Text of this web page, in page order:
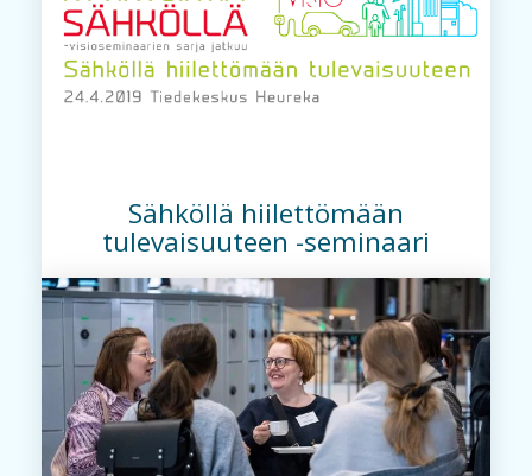
Sähköllä hiilettömään
tulevaisuuteen -seminaari